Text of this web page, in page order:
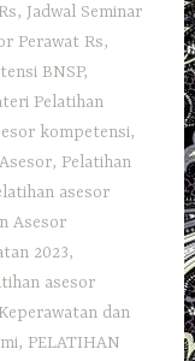
, Jadwal Seminar
Perawat Rs,
BNSP,
Pelatihan
kompetensi,
, Pelatihan
asesor
Asesor
2023,
asesor
dan
, PELATIHAN